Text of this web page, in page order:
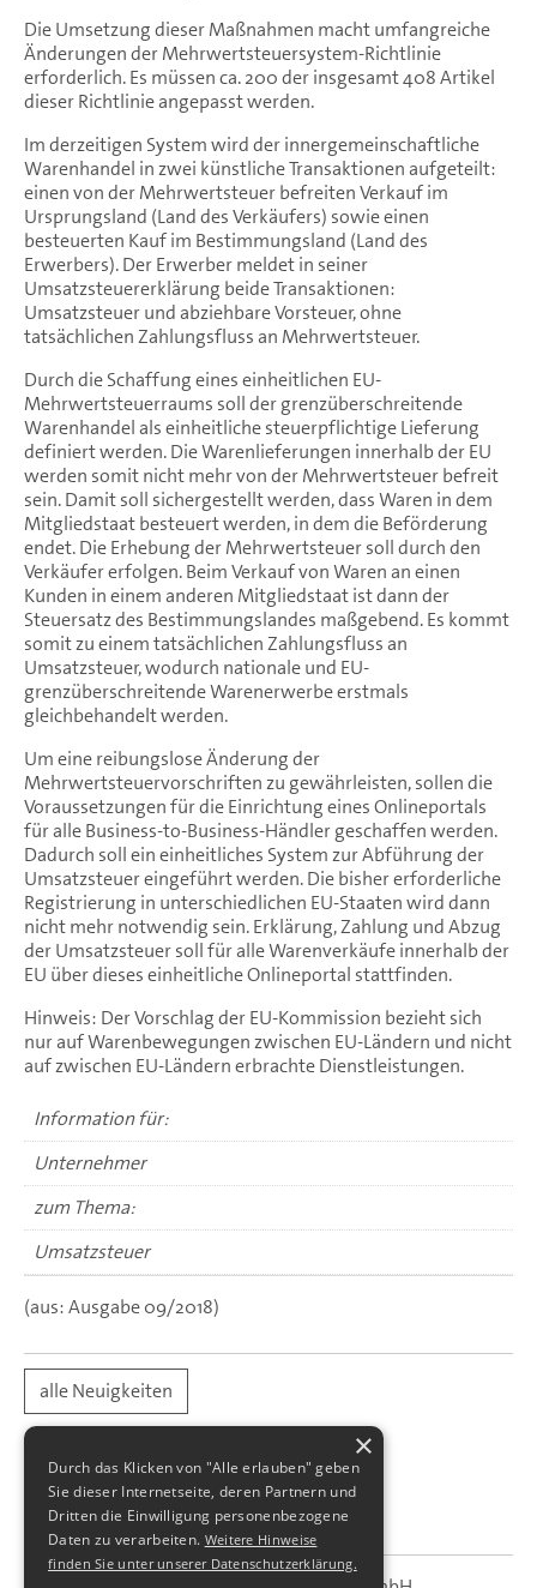
Die Umsetzung dieser Maßnahmen macht umfangreiche
Änderungen der Mehrwertsteuersystem-Richtlinie
erforderlich. Es müssen ca. 200 der insgesamt 408 Artikel
dieser Richtlinie angepasst werden.
Im derzeitigen System wird der innergemeinschaftliche
Warenhandel in zwei künstliche Transaktionen aufgeteilt:
einen von der Mehrwertsteuer befreiten Verkauf im
Ursprungsland (Land des Verkäufers) sowie einen
besteuerten Kauf im Bestimmungsland (Land des
Erwerbers). Der Erwerber meldet in seiner
Umsatzsteuererklärung beide Transaktionen:
Umsatzsteuer und abziehbare Vorsteuer, ohne
tatsächlichen Zahlungsfluss an Mehrwertsteuer.
Durch die Schaffung eines einheitlichen EU-
Mehrwertsteuerraums soll der grenzüberschreitende
Warenhandel als einheitliche steuerpflichtige Lieferung
definiert werden. Die Warenlieferungen innerhalb der EU
werden somit nicht mehr von der Mehrwertsteuer befreit
sein. Damit soll sichergestellt werden, dass Waren in dem
Mitgliedstaat besteuert werden, in dem die Beförderung
endet. Die Erhebung der Mehrwertsteuer soll durch den
Verkäufer erfolgen. Beim Verkauf von Waren an einen
Kunden in einem anderen Mitgliedstaat ist dann der
Steuersatz des Bestimmungslandes maßgebend. Es kommt
somit zu einem tatsächlichen Zahlungsfluss an
Umsatzsteuer, wodurch nationale und EU-
grenzüberschreitende Warenerwerbe erstmals
gleichbehandelt werden.
Um eine reibungslose Änderung der
Mehrwertsteuervorschriften zu gewährleisten, sollen die
Voraussetzungen für die Einrichtung eines Onlineportals
für alle Business-to-Business-Händler geschaffen werden.
Dadurch soll ein einheitliches System zur Abführung der
Umsatzsteuer eingeführt werden. Die bisher erforderliche
Registrierung in unterschiedlichen EU-Staaten wird dann
nicht mehr notwendig sein. Erklärung, Zahlung und Abzug
der Umsatzsteuer soll für alle Warenverkäufe innerhalb der
EU über dieses einheitliche Onlineportal stattfinden.
Hinweis: Der Vorschlag der EU-Kommission bezieht sich
nur auf Warenbewegungen zwischen EU-Ländern und nicht
auf zwischen EU-Ländern erbrachte Dienstleistungen.
Information für:
Unternehmer
zum Thema:
Umsatzsteuer
(aus: Ausgabe 09/2018)
alle Neuigkeiten
×
Durch das Klicken von "Alle erlauben" geben
Sie dieser Internetseite, deren Partnern und
Dritten die Einwilligung personenbezogene
Daten zu verarbeiten. Weitere Hinweise
finden Sie unter unserer Datenschutzerklärung.